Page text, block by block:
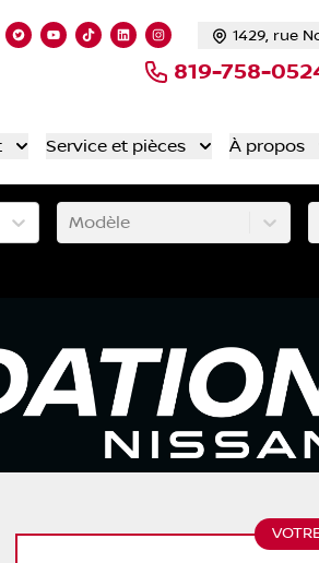
819-758-
vers notre page facebook
Lien vers notre compte Twitter
Lien vers notre chaîne YouTube
Lien vers notre compte
Lien vers notre compte
Lien vers notre
1429, rue
Service et pièces À propos
Modèle